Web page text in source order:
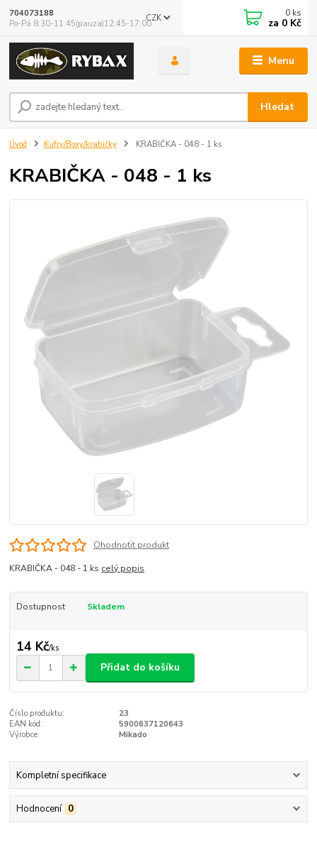
Menu
CZK
Hledat
704073188
Po-Pá 8:30-11:45(pauza)12:45-17:00
0 ks
za 0 Kč
Úvod Kufry/Boxy/krabičky KRABIČKA - 048 - 1 ks
KRABIČKA - 048 - 1 ks
Ohodnotit produkt
KRABIČKA - 048 - 1 ks celý popis
Dostupnost Skladem
14 Kč/ks
Přidat do košíku
Číslo produktu:
23
EAN kód:
5900637120643
Výrobce:
Mikado
Kompletní specifikace
Hodnocení 0